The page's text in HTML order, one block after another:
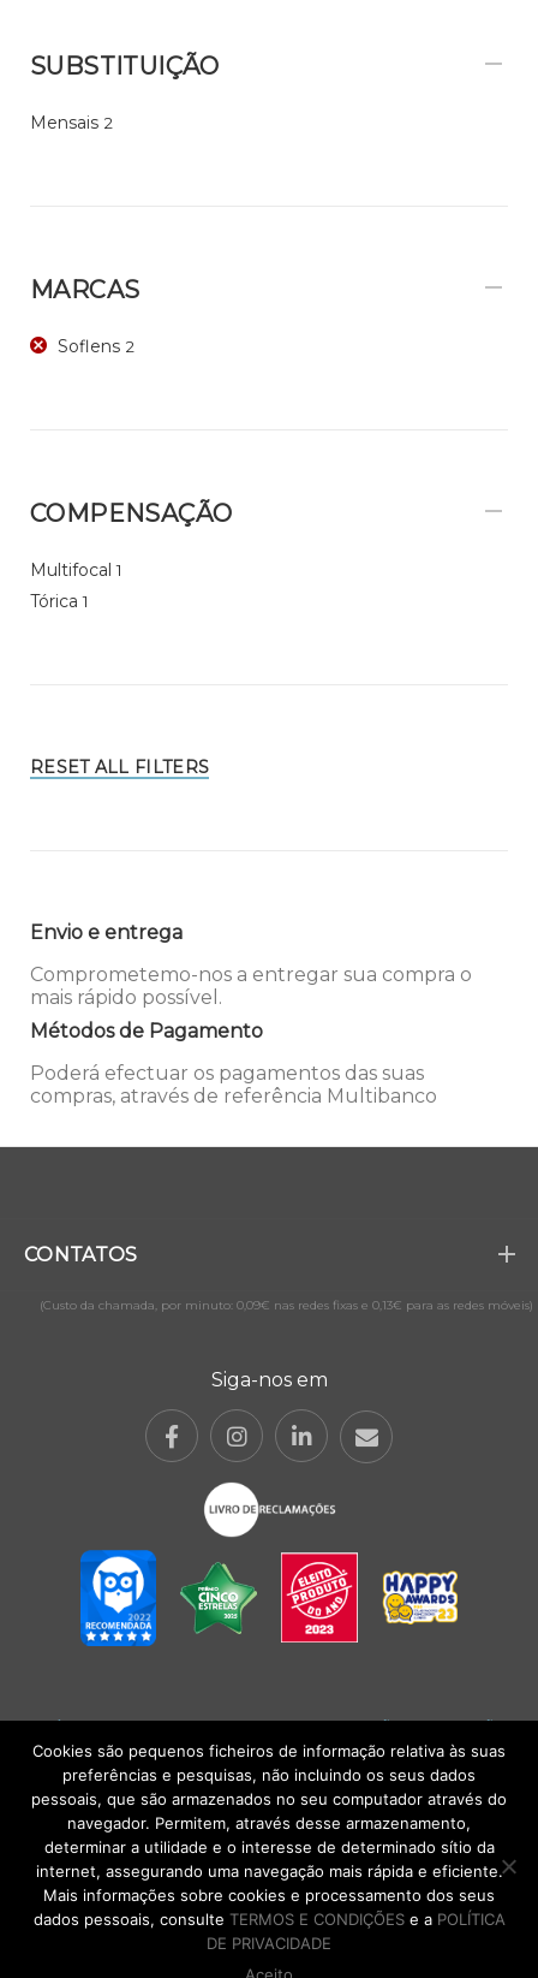
SUBSTITUIÇÃO
Mensais 2
MARCAS
Soflens 2
COMPENSAÇÃO
Multifocal 1
Tórica 1
RESET ALL FILTERS
Envio e entrega
Comprometemo-nos a entregar sua compra o
mais rápido possível.
Métodos de Pagamento
Poderá efectuar os pagamentos das suas
compras, através de referência Multibanco
CONTATOS
(Custo da chamada, por minuto: 0,09€ nas redes fixas e 0,13€ para as redes móveis)
Siga-nos em
POLÍTICA DE PRIVACIDADE|TERMOS E CONDIÇÕESlCONDIÇÕES
GERAIS DE VENDA| Alberto Oculista, SA 2026. Todos os direitos reservados.
Cookies são pequenos ficheiros de informação relativa às suas
preferências e pesquisas, não incluindo os seus dados
pessoais, que são armazenados no seu computador através do
navegador. Permitem, através desse armazenamento,
determinar a utilidade e o interesse de determinado sítio da
internet, assegurando uma navegação mais rápida e eficiente.
Mais informações sobre cookies e processamento dos seus
dados pessoais, consulte TERMOS E CONDIÇÕESe a POLÍTICA
DE PRIVACIDADE